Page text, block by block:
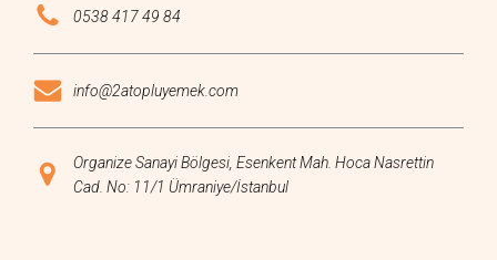
0538 417 49 84
info@2atopluyemek.com
Organize Sanayi Bölgesi, Esenkent Mah. Hoca Nasrettin
Cad. No: 11/1 Ümraniye/İstanbul